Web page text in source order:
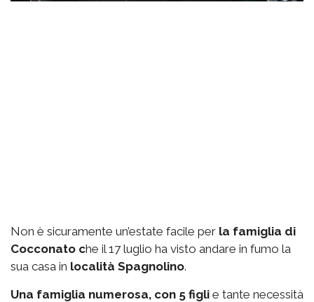
Non è sicuramente un’estate facile per la famiglia di
Cocconato che il 17 luglio ha visto andare in fumo la
sua casa in località Spagnolino.
Una famiglia numerosa, con 5 figli e tante necessità